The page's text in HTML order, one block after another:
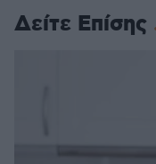
Δείτε Επίσης